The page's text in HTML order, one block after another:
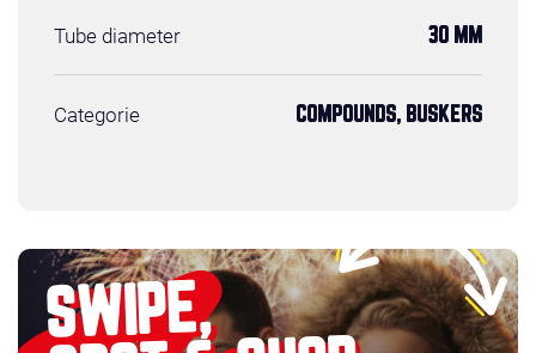
Tube diameter 30 MM
Categorie COMPOUNDS, BUSKERS
SWIPE,